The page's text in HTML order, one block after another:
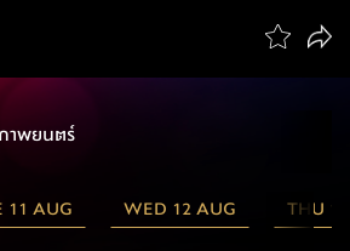
าพยนตร์
11 AUG WED 12 AUG THU